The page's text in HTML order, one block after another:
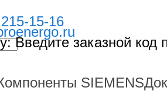
15-16
Введите заказной
SIEMENS